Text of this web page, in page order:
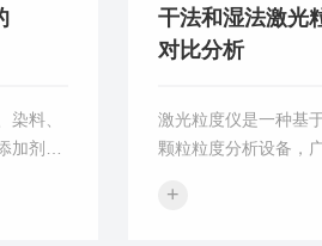
染的最关键环节。光
染料、
加剂、
发生化
干法和湿法激光
对比分析
激光粒度仪‌是一种基
颗粒粒度分析设备，
工、制药、新能源等
+